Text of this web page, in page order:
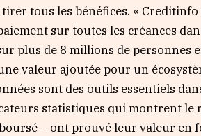
tous les bénéfices. « Creditinfo
sur toutes les créances
plus de 8 millions de personnes
valeur ajoutée pour un
sont des outils essentiels
statistiques qui montrent
– ont prouvé leur valeur en